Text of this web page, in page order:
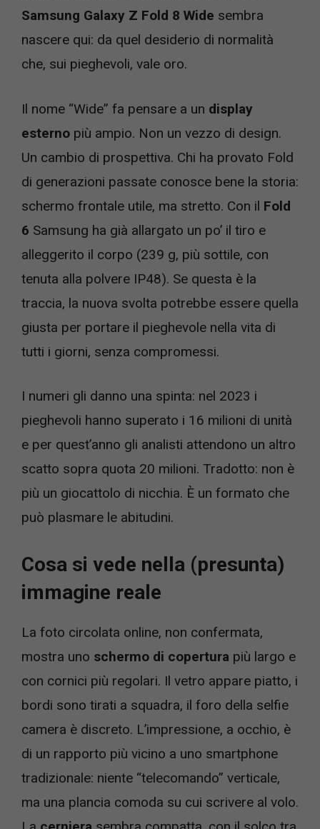
Samsung Galaxy Z Fold 8 Wide sembra
nascere qui: da quel desiderio di normalità
che, sui pieghevoli, vale oro.
Il nome “Wide” fa pensare a un display
esterno più ampio. Non un vezzo di design.
Un cambio di prospettiva. Chi ha provato Fold
di generazioni passate conosce bene la storia:
schermo frontale utile, ma stretto. Con il Fold
6 Samsung ha già allargato un po’ il tiro e
alleggerito il corpo (239 g, più sottile, con
tenuta alla polvere IP48). Se questa è la
traccia, la nuova svolta potrebbe essere quella
giusta per portare il pieghevole nella vita di
tutti i giorni, senza compromessi.
I numeri gli danno una spinta: nel 2023 i
pieghevoli hanno superato i 16 milioni di unità
e per quest’anno gli analisti attendono un altro
scatto sopra quota 20 milioni. Tradotto: non è
più un giocattolo di nicchia. È un formato che
può plasmare le abitudini.
Cosa si vede nella (presunta)
immagine reale
La foto circolata online, non confermata,
mostra uno schermo di copertura più largo e
con cornici più regolari. Il vetro appare piatto, i
bordi sono tirati a squadra, il foro della selfie
camera è discreto. L’impressione, a occhio, è
di un rapporto più vicino a uno smartphone
tradizionale: niente “telecomando” verticale,
ma una plancia comoda su cui scrivere al volo.